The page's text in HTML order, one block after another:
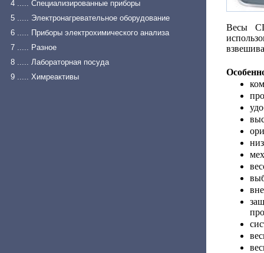
4 ..... Специализированные приборы
5 ..... Электронагревательное оборудование
6 ..... Приборы электрохимического анализа
7 ..... Разное
8 ..... Лабораторная посуда
9 ..... Химреактивы
Весы